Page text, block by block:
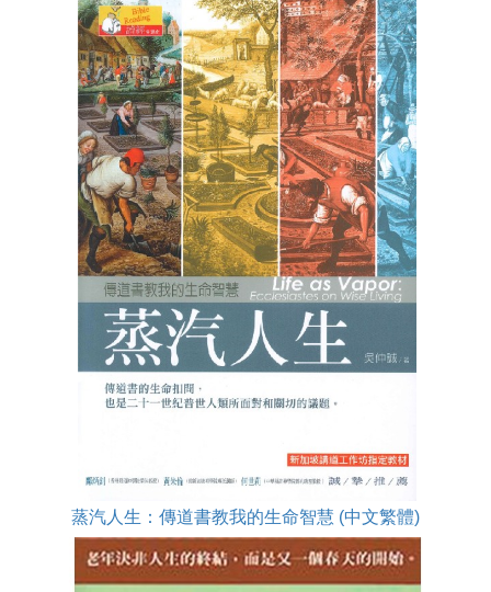
蒸汽人生：傳道書教我的生命智慧 (中文繁體)